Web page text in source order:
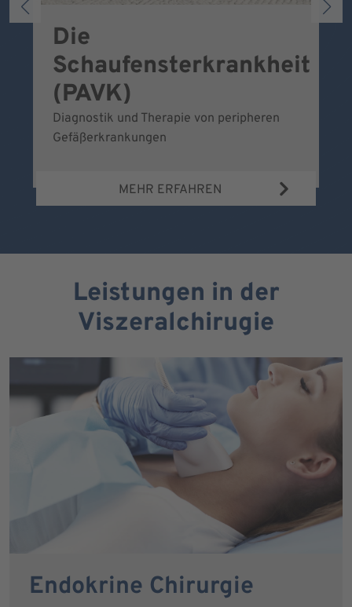
Die
Schaufensterkrankheit
(PAVK)
Diagnostik und Therapie von peripheren
Gefäßerkrankungen
MEHR ERFAHREN
Leistungen in der
Viszeralchirugie
Endokrine Chirurgie